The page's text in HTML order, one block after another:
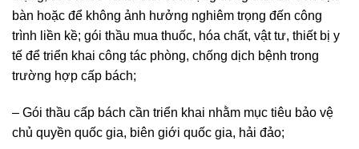
bàn hoặc để không ảnh hưởng nghiêm trọng đến công
trình liền kề; gói thầu mua thuốc, hóa chất, vật tư, thiết bị y
tế để triển khai công tác phòng, chống dịch bệnh trong
trường hợp cấp bách;
– Gói thầu cấp bách cần triển khai nhằm mục tiêu bảo vệ
chủ quyền quốc gia, biên giới quốc gia, hải đảo;